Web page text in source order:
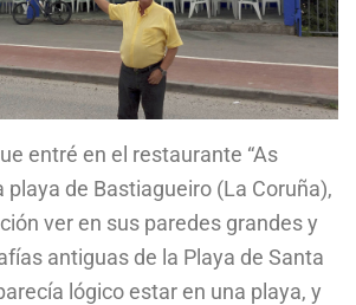
entré en el restaurante “As
playa de Bastiagueiro (La Coruña),
ver en sus paredes grandes y
antiguas de la Playa de Santa
lógico estar en una playa, y